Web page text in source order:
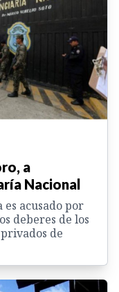
a
Nacional
acusado por
deberes de los
de